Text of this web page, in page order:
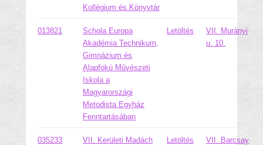
Kollégium és Könyvtár
013821
Schola Europa
Akadémia Technikum,
Gimnázium és
Alapfokú Művészeti
Iskola a
Magyarországi
Metodista Egyház
Fenntartásában
Letöltés
VII. Murányi
u. 10.
035233 VII. Kerületi Madách Letöltés VII. Barcsay